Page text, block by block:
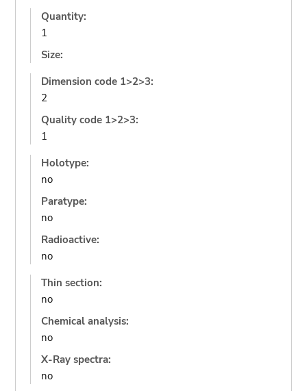
Quantity:
1
Size:
Dimension code 1>2>3:
2
Quality code 1>2>3:
1
Holotype:
no
Paratype:
no
Radioactive:
no
Thin section:
no
Chemical analysis:
no
X-Ray spectra:
no